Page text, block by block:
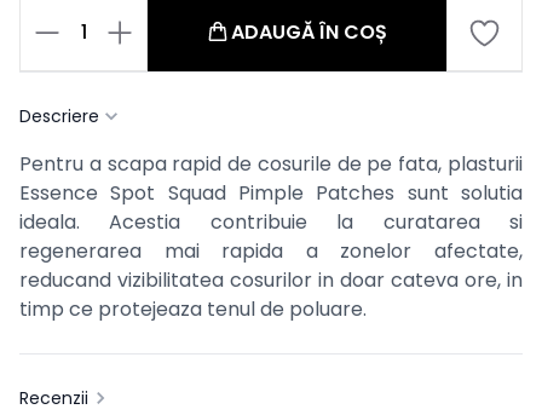
1 ADAUGĂ ÎN COȘ
Descriere
Pentru a scapa rapid de cosurile de pe fata, plasturii
Essence Spot Squad Pimple Patches sunt solutia
ideala. Acestia contribuie la curatarea si
regenerarea mai rapida a zonelor afectate,
reducand vizibilitatea cosurilor in doar cateva ore, in
timp ce protejeaza tenul de poluare.
Recenzii